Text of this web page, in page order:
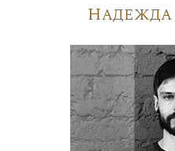
Надежда